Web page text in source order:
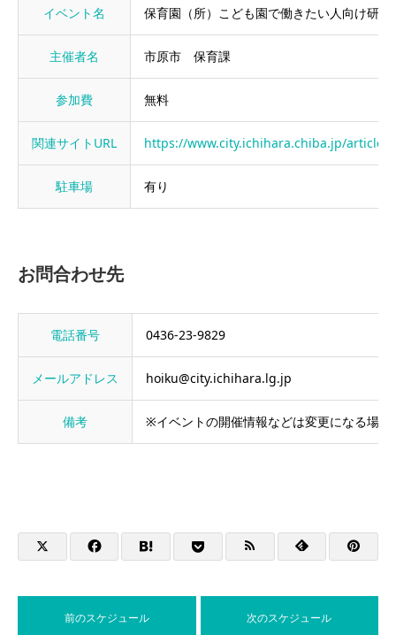
イベント名 保育園（所）こども園で働きたい人向け研
主催者名 市原市 保育課
参加費 無料
関連サイトURL https://www.city.ichihara.chiba.jp/
駐車場 有り
お問合わせ先
電話番号 0436-23-9829
メールアドレス hoiku@city.ichihara.lg.jp
備考 ※イベントの開催情報などは変更になる場
前のスケジュール 次のスケジュール